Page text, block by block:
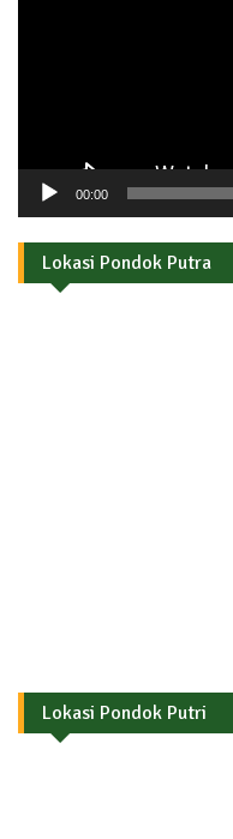
00:00
Lokasi Pondok Putra
Lokasi Pondok Putri